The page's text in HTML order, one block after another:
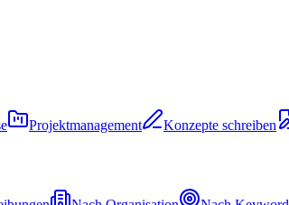
Projektmanagement Konzepte schreiben